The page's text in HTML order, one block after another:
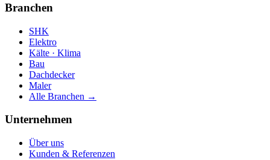
Branchen
SHK
Elektro
Kälte · Klima
Bau
Dachdecker
Maler
Alle Branchen →
Unternehmen
Über uns
Kunden & Referenzen